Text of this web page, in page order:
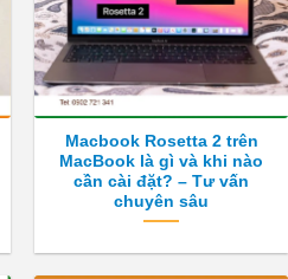
Macbook Rosetta 2 trên
MacBook là gì và khi nào
cần cài đặt? – Tư vấn
chuyên sâu